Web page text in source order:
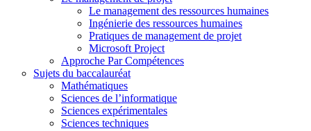
Le management des ressources humaines
Ingénierie des ressources humaines
Pratiques de management de projet
Microsoft Project
Approche Par Compétences
Sujets du baccalauréat
Mathématiques
Sciences de l’informatique
Sciences expérimentales
Sciences techniques